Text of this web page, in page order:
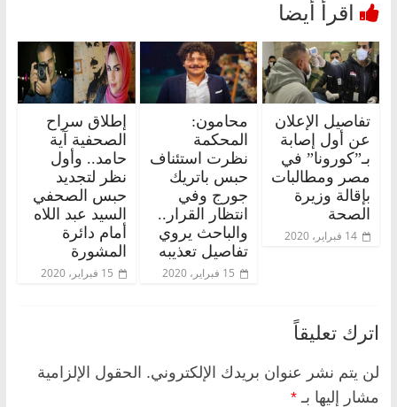
تفاصيل الإعلان
عن أول إصابة
بـ”كورونا” في
مصر ومطالبات
بإقالة وزيرة
الصحة
14 فبراير، 2020
محامون:
المحكمة
نظرت استئناف
حبس باتريك
جورج وفي
انتظار القرار..
والباحث يروي
تفاصيل تعذيبه
15 فبراير، 2020
إطلاق سراح
الصحفية آية
حامد.. وأول
نظر لتجديد
حبس الصحفي
السيد عبد اللاه
أمام دائرة
المشورة
15 فبراير، 2020
اترك تعليقاً
لن يتم نشر عنوان بريدك الإلكتروني. الحقول الإلزامية
مشار إليها بـ *